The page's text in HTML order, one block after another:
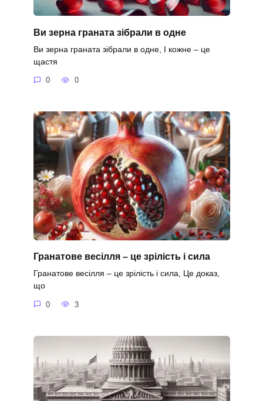
Ви зерна граната зібрали в одне
Ви зерна граната зібрали в одне, І кожне – це
щастя
0 0
Гранатове весілля – це зрілість і сила
Гранатове весілля – це зрілість і сила, Це доказ,
що
0 3